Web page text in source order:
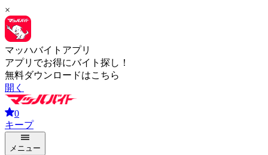
×
マッハバイトアプリ
アプリでお得にバイト探し！
無料ダウンロードはこちら
開く
0
キープ
メニュー